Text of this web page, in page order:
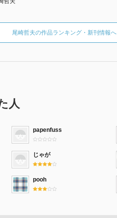
尾崎哲夫の作品ランキング・新刊情報へ
人
papenfuss
じゃが
pooh